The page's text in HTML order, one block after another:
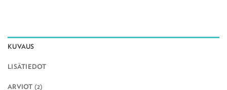
KUVAUS
LISÄTIEDOT
ARVIOT (2)